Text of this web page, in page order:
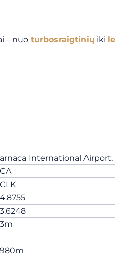
– nuo turbosraigtinių iki
International Airport,